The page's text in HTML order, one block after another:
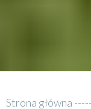
Strona główna